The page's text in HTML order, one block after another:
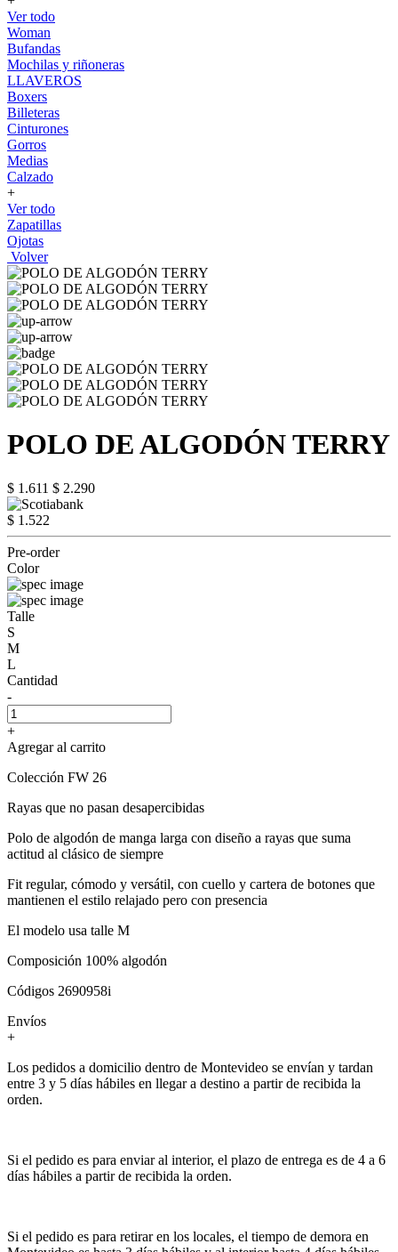
Ver todo
Woman
Bufandas
Mochilas y riñoneras
LLAVEROS
Boxers
Billeteras
Cinturones
Gorros
Medias
Calzado
+
Ver todo
Zapatillas
Ojotas
Volver
POLO DE ALGODÓN TERRY
$ 1.611 $ 2.290
$ 1.522
Pre-order
Color
Talle
S
M
L
Cantidad
-
+
Agregar al carrito
Colección FW 26
Rayas que no pasan desapercibidas
Polo de algodón de manga larga con diseño a rayas que suma
actitud al clásico de siempre
Fit regular, cómodo y versátil, con cuello y cartera de botones que
mantienen el estilo relajado pero con presencia
El modelo usa talle M
Composición 100% algodón
Códigos 2690958i
Envíos
+
Los pedidos a domicilio dentro de Montevideo se envían y tardan
entre 3 y 5 días hábiles en llegar a destino a partir de recibida la
orden.
Si el pedido es para enviar al interior, el plazo de entrega es de 4 a 6
días hábiles a partir de recibida la orden.
Si el pedido es para retirar en los locales, el tiempo de demora en